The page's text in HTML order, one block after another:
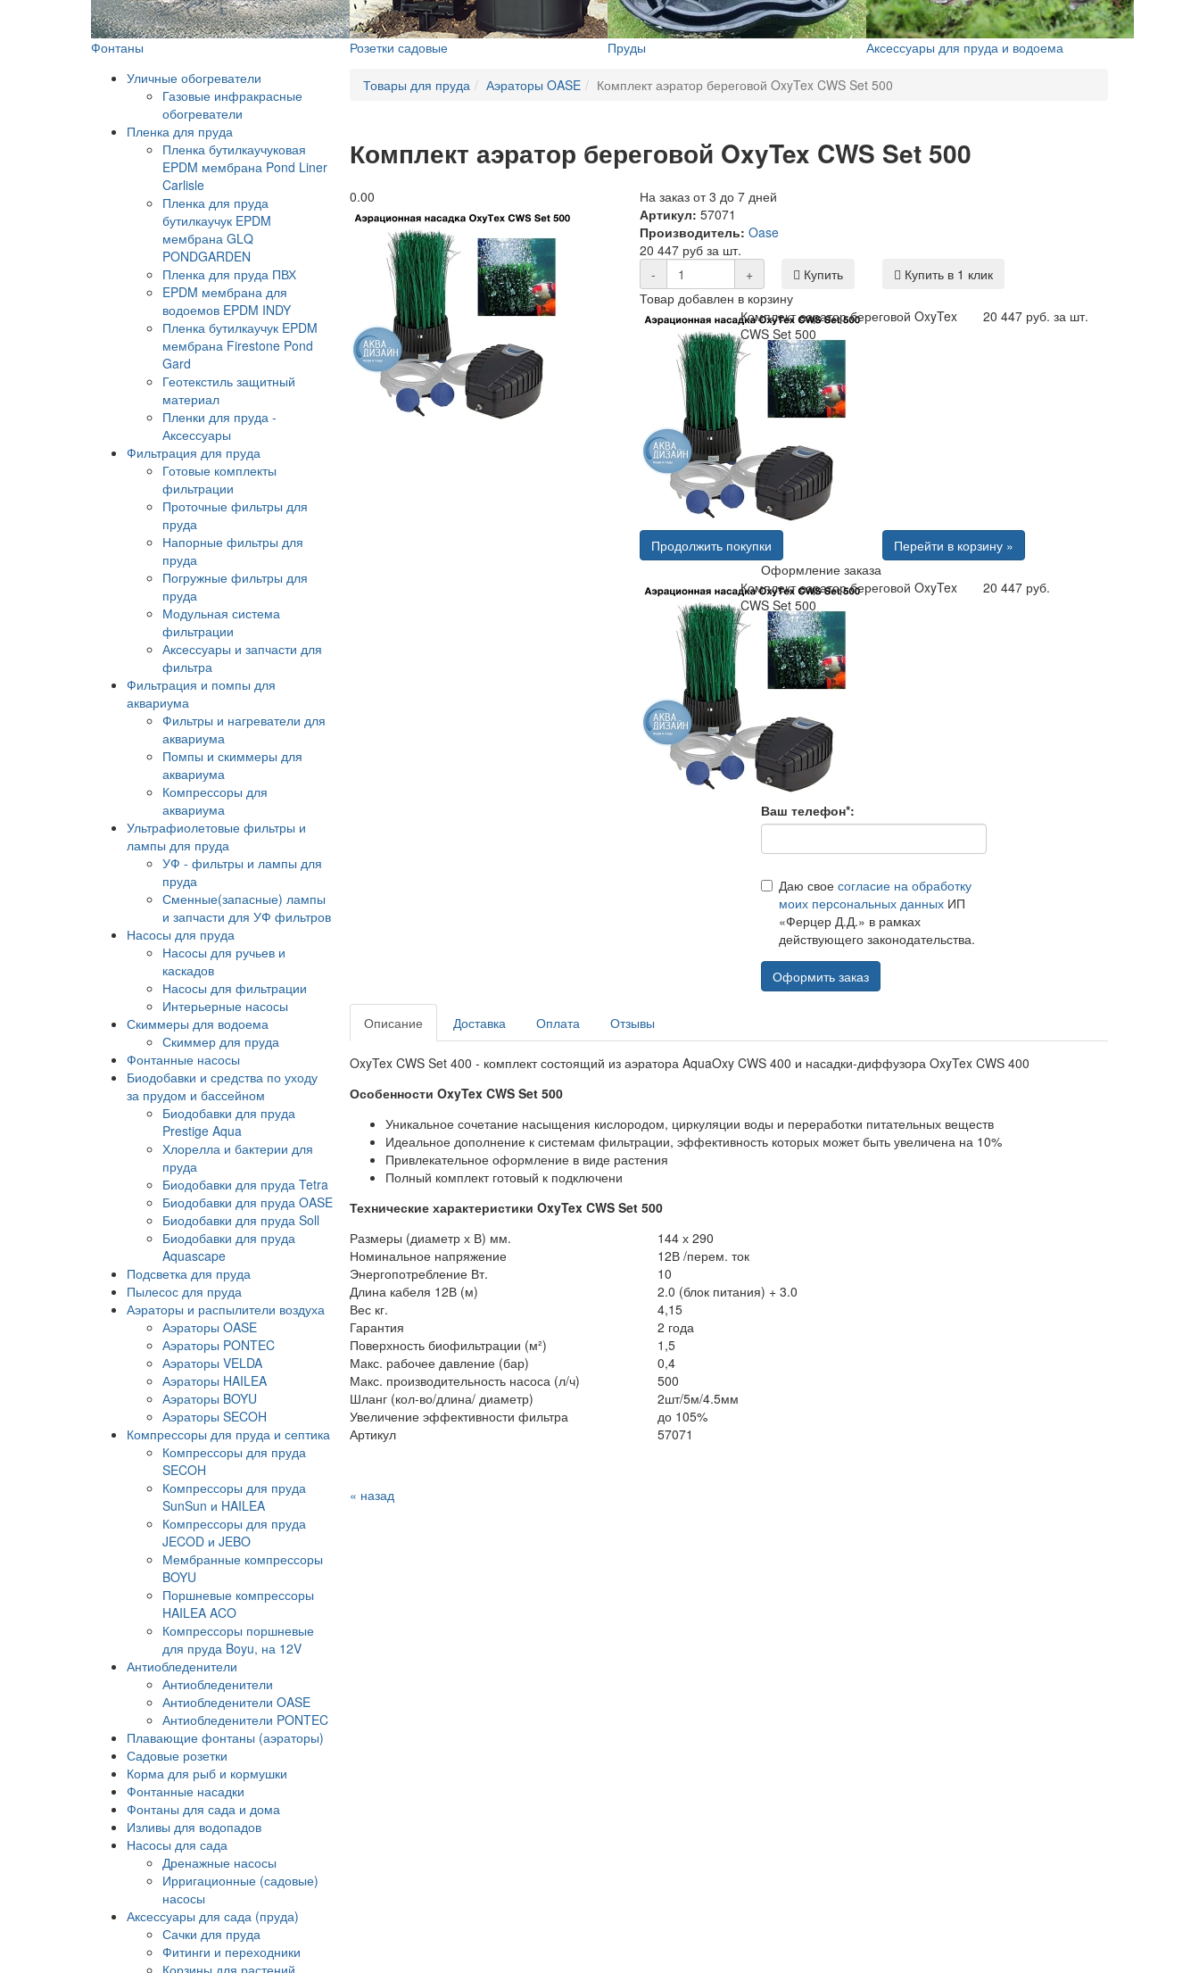
Фонтаны Розетки садовые Пруды
Аксессуары для пруда и водоема
Уличные обогреватели
Газовые инфракрасные
обогреватели
Пленка для пруда
Пленка бутилкаучуковая
EPDM мембрана Pond Liner
Carlisle
Пленка для пруда
бутилкаучук EPDM
мембрана GLQ
PONDGARDEN
Пленка для пруда ПВХ
EPDM мембрана для
водоемов EPDM INDY
Пленка бутилкаучук EPDM
мембрана Firestone Pond
Gard
Геотекстиль защитный
материал
Пленки для пруда -
Аксессуары
Фильтрация для пруда
Готовые комплекты
фильтрации
Проточные фильтры для
пруда
Напорные фильтры для
пруда
Погружные фильтры для
пруда
Модульная система
фильтрации
Аксессуары и запчасти для
фильтра
Фильтрация и помпы для
аквариума
Фильтры и нагреватели для
аквариума
Помпы и скиммеры для
аквариума
Компрессоры для
аквариума
Ультрафиолетовые фильтры и
лампы для пруда
УФ - фильтры и лампы для
пруда
Сменные(запасные) лампы
и запчасти для УФ фильтров
Насосы для пруда
Насосы для ручьев и
каскадов
Насосы для фильтрации
Интерьерные насосы
Скиммеры для водоема
Скиммер для пруда
Фонтанные насосы
Биодобавки и средства по уходу
за прудом и бассейном
Биодобавки для пруда
Prestige Aqua
Хлорелла и бактерии для
пруда
Биодобавки для пруда Tetra
Биодобавки для пруда OASE
Биодобавки для пруда Soll
Биодобавки для пруда
Aquascape
Подсветка для пруда
Пылесос для пруда
Аэраторы и распылители воздуха
Аэраторы OASE
Аэраторы PONTEC
Аэраторы VELDA
Аэраторы HAILEA
Аэраторы BOYU
Аэраторы SECOH
Компрессоры для пруда и септика
Компрессоры для пруда
SECOH
Компрессоры для пруда
SunSun и HAILEA
Компрессоры для пруда
JECOD и JEBO
Мембранные компрессоры
BOYU
Поршневые компрессоры
HAILEA ACO
Компрессоры поршневые
для пруда Boyu, на 12V
Антиобледенители
Антиобледенители
Антиобледенители OASE
Антиобледенители PONTEC
Плавающие фонтаны (аэраторы)
Садовые розетки
Корма для рыб и кормушки
Фонтанные насадки
Фонтаны для сада и дома
Изливы для водопадов
Насосы для сада
Дренажные насосы
Ирригационные (садовые)
насосы
Аксессуары для сада (пруда)
Сачки для пруда
Фитинги и переходники
Корзины для растений
Товары для пруда Аэраторы OASE Комплект аэратор береговой OxyTex CWS Set 500
Комплект аэратор береговой OxyTex CWS Set 500
0.00
На заказ от 3 до 7 дней
Артикул: 57071
Производитель: Oase
20 447 руб за шт.
-
+ Купить
Купить в 1 клик
Товар добавлен в корзину
Комплект аэратор береговой OxyTex
CWS Set 500
20 447 руб. за шт.
Продолжить покупки
Перейти в корзину »
Оформление заказа
Комплект аэратор береговой OxyTex
CWS Set 500
20 447 руб.
Ваш телефон*:
Даю свое согласие на обработку
моих персональных данныхИП
«Ферцер Д.Д.» в рамках
действующего законодательства.
Оформить заказ
Описание Доставка Оплата Отзывы
OxyTex CWS Set 400 - комплект состоящий из аэратора AquaOxy CWS 400 и насадки-диффузора OxyTex CWS 400
Особенности OxyTex CWS Set 500
Уникальное сочетание насыщения кислородом, циркуляции воды и переработки питательных веществ
Идеальное дополнение к системам фильтрации, эффективность которых может быть увеличена на 10%
Привлекательное оформление в виде растения
Полный комплект готовый к подключени
Технические характеристики OxyTex CWS Set 500
Размеры (диаметр х В) мм.
144 х 290
Номинальное напряжение
12В /перем. ток
Энергопотребление Вт.
10
Длина кабеля 12В (м)
2.0 (блок питания) + 3.0
Вес кг.
4,15
Гарантия
2 года
Поверхность биофильтрации (м²)
1,5
Макс. рабочее давление (бар)
0,4
Макс. производительность насоса (л/ч)
500
Шланг (кол-во/длина/ диаметр)
2шт/5м/4.5мм
Увеличение эффективности фильтра
до 105%
Артикул
57071
« назад